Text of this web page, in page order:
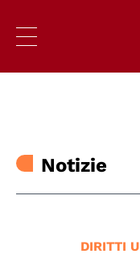
Notizie
DIRITTI